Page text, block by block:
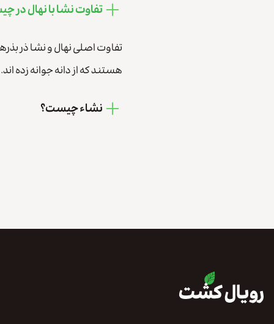
تفاوت نشا با نهال در
تفاوت اصلی نهال و نشا ذر
هستند که از دانه جوانه زده
نشاء چیست؟